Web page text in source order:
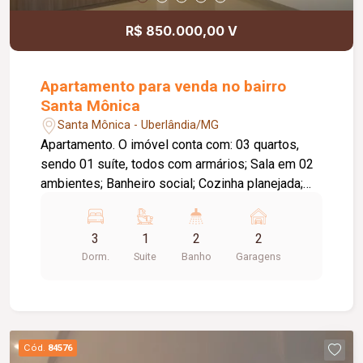
R$ 850.000,00 V
Apartamento para venda no bairro
Santa Mônica
Santa Mônica - Uberlândia/MG
Apartamento. O imóvel conta com: 03 quartos,
sendo 01 suíte, todos com armários; Sala em 02
ambientes; Banheiro social; Cozinha planejada;
churrasqueira a carvão; 02 vagas de garagem
livres e cobertas; O condomínio conta com: Salão
de festas completo; Brinquedoteca; 02
conforto e praticidade.
3
Dorm.
1
Suite
2
Banho
2
Garagens
Cód. 84576